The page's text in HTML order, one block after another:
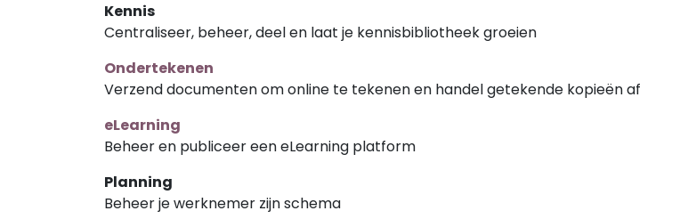
Kennis
Centraliseer, beheer, deel en laat je kennisbibliotheek groeien
Ondertekenen
Verzend documenten om online te tekenen en handel getekende kopieën af
eLearning
Beheer en publiceer een eLearning platform
Planning
Beheer je werknemer zijn schema